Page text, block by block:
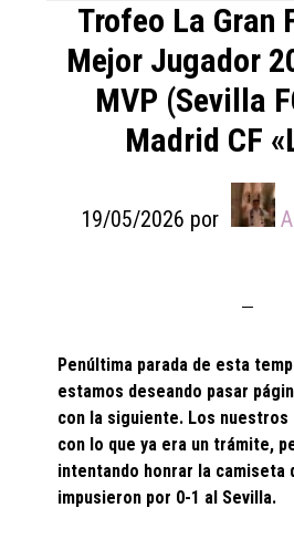
Trofeo La Gran
Mejor Jugador
MVP (Sevilla
Madrid CF
19/05/2026 por
Penúltima parada de esta
estamos deseando pasar
con la siguiente. Los nuestros
con lo que ya era un trámite,
intentando honrar la camiseta
impusieron por 0-1 al Sevilla.